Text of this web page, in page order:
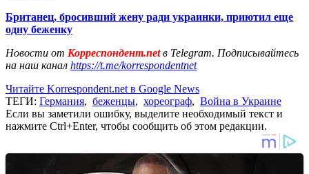
Британец, бросивший жену ради украинки, приютил еще
одну беженку
Новости от Корреспондент.netв Telegram. Подписывайтесь
на наш канал https://t.me/korrespondentnet
Читайте Korrespondent.net в Google News
ТЕГИ: Германия, беженцы, хореограф, Война в Украине
Если вы заметили ошибку, выделите необходимый текст и
нажмите Ctrl+Enter, чтобы сообщить об этом редакции.